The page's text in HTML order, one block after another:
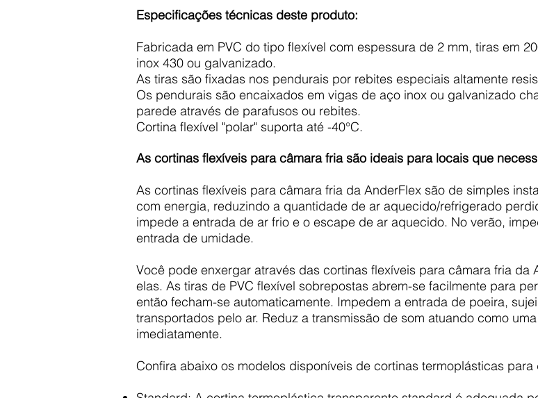
Especificações técnicas deste produto:
Fabricada em PVC do tipo flexível com espessura de 2 mm, tiras em
inox 430 ou galvanizado.
As tiras são fixadas nos pendurais por rebites especiais altamente
Os pendurais são encaixados em vigas de aço inox ou galvanizado
parede através de parafusos ou rebites.
Cortina flexível "polar" suporta até -40°C.
As cortinas flexíveis para câmara fria são ideais para locais que
As cortinas flexíveis para câmara fria da AnderFlex são de simples
com energia, reduzindo a quantidade de ar aquecido/refrigerado
impede a entrada de ar frio e o escape de ar aquecido. No verão,
entrada de umidade.
Você pode enxergar através das cortinas flexíveis para câmara fria
elas. As tiras de PVC flexível sobrepostas abrem-se facilmente para
então fecham-se automaticamente. Impedem a entrada de poeira,
transportados pelo ar. Reduz a transmissão de som atuando como
imediatamente.
Confira abaixo os modelos disponíveis de cortinas termoplásticas